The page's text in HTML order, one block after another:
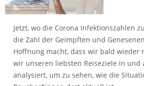
Jetzt, wo die Corona Infektionszahlen
die Zahl der Geimpften und
Hoffnung macht, dass wir bald wieder
wir unseren liebsten Reiseziele in und
analysiert, um zu sehen, wie die